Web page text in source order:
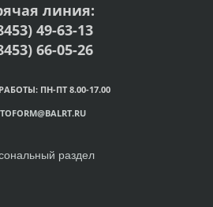
линия:
49-63-13
66-05-26
ПН-ПТ 8.00-17.00
раздел